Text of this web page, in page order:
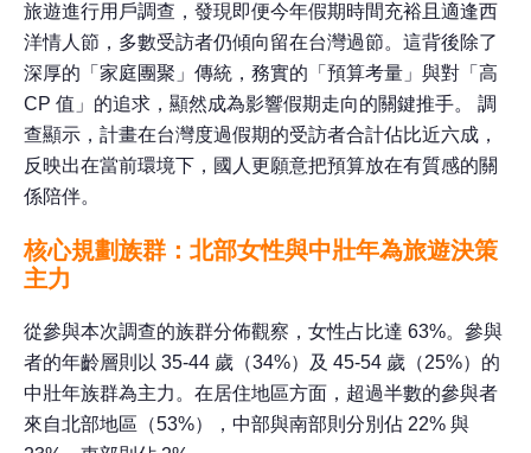
旅遊進行用戶調查，發現即便今年假期時間充裕且適逢西
洋情人節，多數受訪者仍傾向留在台灣過節。這背後除了
深厚的「家庭團聚」傳統，務實的「預算考量」與對「高
CP 值」的追求，顯然成為影響假期走向的關鍵推手。 調
查顯示，計畫在台灣度過假期的受訪者合計佔比近六成，
反映出在當前環境下，國人更願意把預算放在有質感的關
係陪伴。
核心規劃族群：北部女性與中壯年為旅遊決策
主力
從參與本次調查的族群分佈觀察，女性占比達 63%。參與
者的年齡層則以 35-44 歲（34%）及 45-54 歲（25%）的
中壯年族群為主力。在居住地區方面，超過半數的參與者
來自北部地區（53%），中部與南部則分別佔 22% 與